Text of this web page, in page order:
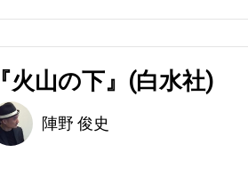
『火山の下』(白水社)
陣野 俊史